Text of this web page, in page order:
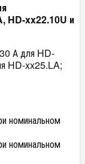
HD-xx22.10U и
30 А для HD-
HD-xx25.LA;
номинальном
номинальном